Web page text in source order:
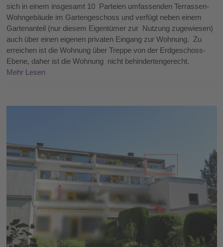
sich in einem insgesamt 10 Parteien umfassenden Terrassen-
Wohngebäude im Gartengeschoss und verfügt neben einem
Gartenanteil (nur diesem Eigentümer zur Nutzung zugewiesen)
auch über einen eigenen privaten Eingang zur Wohnung. Zu
erreichen ist die Wohnung über Treppe von der Erdgeschoss-
Ebene, daher ist die Wohnung nicht behindertengerecht.
Mehr Lesen